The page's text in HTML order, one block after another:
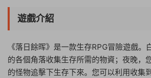
遊戲介紹
《落日餘晖》是一款生存RPG冒險遊戲。
的各個角落收集生存所需的物資；夜晚，
的怪物追擊下生存下來。您可以利用收集